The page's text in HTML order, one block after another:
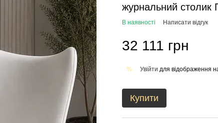
журнальний столик
В наявності Написати відгук
32 111 грн
% Увійти для відображення
Купити